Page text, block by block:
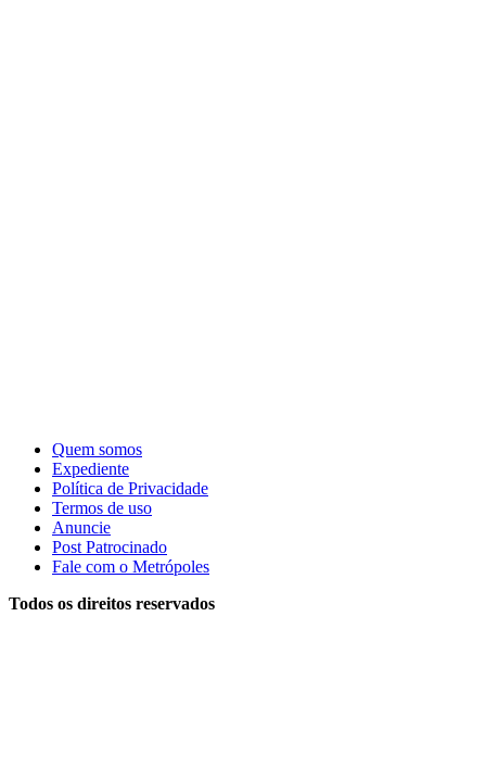
Quem somos
Expediente
Política de Privacidade
Termos de uso
Anuncie
Post Patrocinado
Fale com o Metrópoles
Todos os direitos reservados